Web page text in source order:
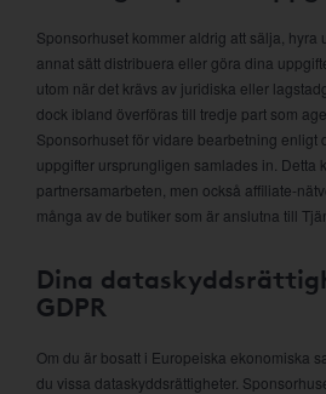
Sponsorhuset kommer aldrig att sälja, hyra
annat sätt distribuera eller göra dina
utom när det krävs av juridiska eller
dock ibland överföras till tredje part som
Sponsorhuset för vidare bearbetning enligt
uppgifter ursprungligen samlades in. Detta
partnersamarbeten, men också affiliate-
många av de butiker som är anslutna till
Dina
GDPR
Om du är bosatt i Europeiska ekonomiska
du vissa dataskyddsrättigheter.